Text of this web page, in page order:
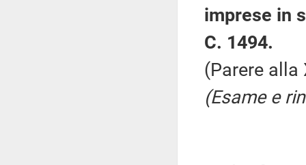
imprese in
C. 1494.
(Parere alla
(Esame e